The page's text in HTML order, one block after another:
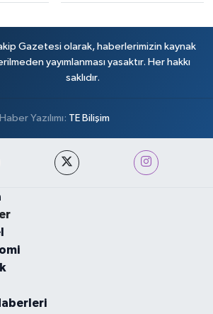
Gazetesi olarak, haberlerimizin kaynak
yayımlanması yasaktır. Her hakkı
saklıdır.
Haber Yazılımı: TE Bilişim